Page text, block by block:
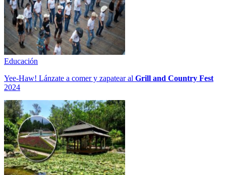
Educación
Yee-Haw! Lánzate a comer y zapatear al Grill and Country Fest
2024